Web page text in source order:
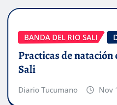
BANDA DEL RIO SALI
Practicas de natación
Sali
Diario Tucumano Nov